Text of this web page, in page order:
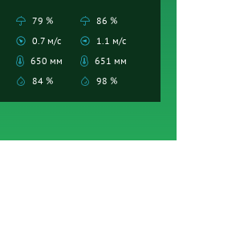
79 %
0.7 м/с
650 мм
84 %
86 %
1.1 м/с
651 мм
98 %